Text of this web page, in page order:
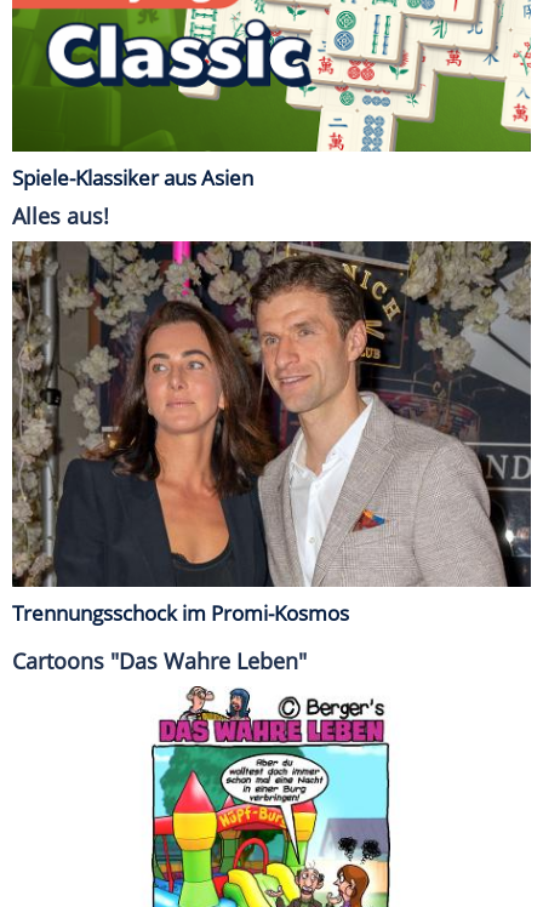
Spiele-Klassiker aus Asien
Alles aus!
Trennungsschock im Promi-Kosmos
Cartoons "Das Wahre Leben"